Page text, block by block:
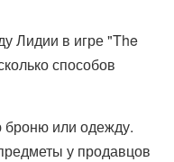
Лидии в игре "The
способов
броню или одежду.
у продавцов